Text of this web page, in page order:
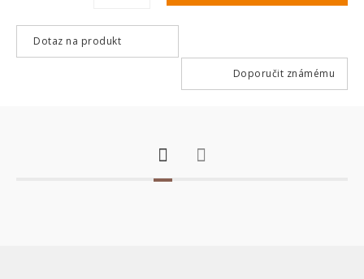
Dotaz na produkt
Doporučit známému